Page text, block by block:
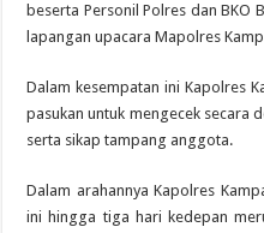
beserta Personil Polres dan BKO
lapangan upacara Mapolres
Dalam kesempatan ini Kapolres
pasukan untuk mengecek secara
serta sikap tampang anggota.
Dalam arahannya Kapolres
ini hingga tiga hari kedepan